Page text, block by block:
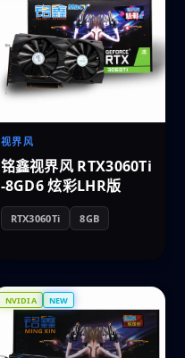
视界风
铭鑫视界风 RTX3060Ti
-8GD6 炫彩LHR版
RTX3060Ti 8GB
NVIDIA NEW